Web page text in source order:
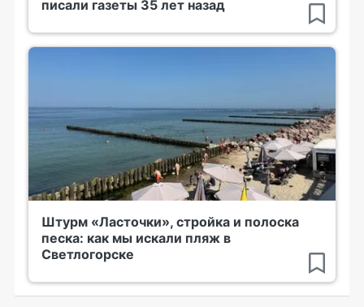
писали газеты 35 лет назад
Штурм «Ласточки», стройка и полоска
песка: как мы искали пляж в
Светлогорске